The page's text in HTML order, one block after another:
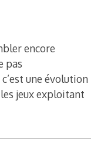
encore
pas
une évolution
jeux exploitant